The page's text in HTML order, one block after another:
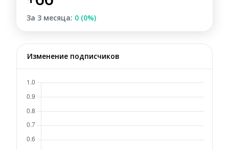
За 3 месяца: 0 (0%)
Изменение подписчиков